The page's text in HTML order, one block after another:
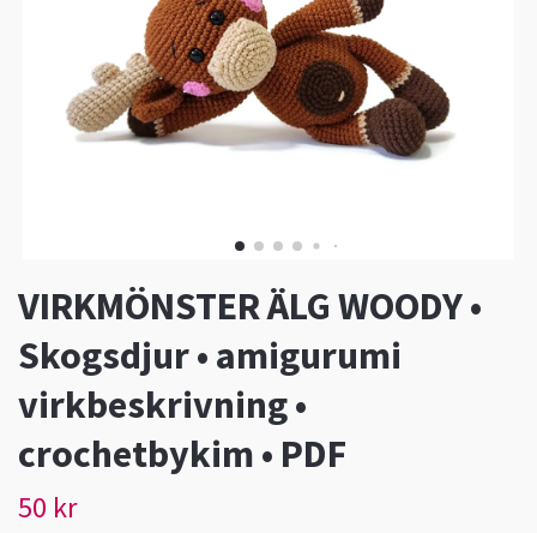
VIRKMÖNSTER ÄLG WOODY •
Skogsdjur • amigurumi
virkbeskrivning •
crochetbykim • PDF
50 kr